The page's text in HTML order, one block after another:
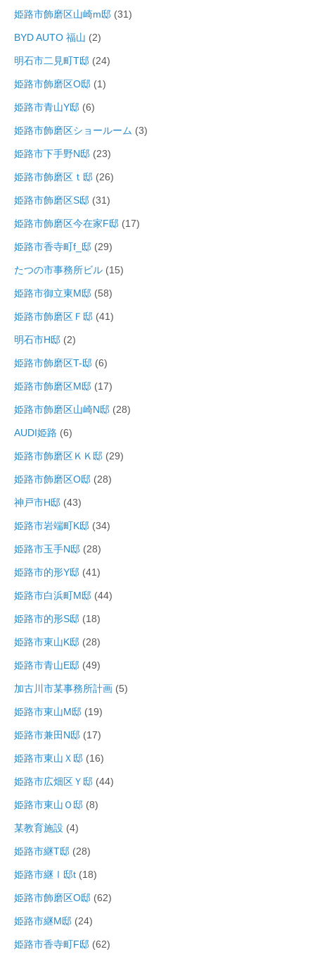
姫路市飾磨区山崎m邸 (31)
BYD AUTO 福山 (2)
明石市二見町T邸 (24)
姫路市飾磨区O邸 (1)
姫路市青山Y邸 (6)
姫路市飾磨区ショールーム (3)
姫路市下手野N邸 (23)
姫路市飾磨区ｔ邸 (26)
姫路市飾磨区S邸 (31)
姫路市飾磨区今在家F邸 (17)
姫路市香寺町f_邸 (29)
たつの市事務所ビル (15)
姫路市御立東M邸 (58)
姫路市飾磨区Ｆ邸 (41)
明石市H邸 (2)
姫路市飾磨区T-邸 (6)
姫路市飾磨区M邸 (17)
姫路市飾磨区山崎N邸 (28)
AUDI姫路 (6)
姫路市飾磨区ＫＫ邸 (29)
姫路市飾磨区O邸 (28)
神戸市H邸 (43)
姫路市岩端町K邸 (34)
姫路市玉手N邸 (28)
姫路市的形Y邸 (41)
姫路市白浜町M邸 (44)
姫路市的形S邸 (18)
姫路市東山K邸 (28)
姫路市青山E邸 (49)
加古川市某事務所計画 (5)
姫路市東山M邸 (19)
姫路市兼田N邸 (17)
姫路市東山Ｘ邸 (16)
姫路市広畑区Ｙ邸 (44)
姫路市東山Ｏ邸 (8)
某教育施設 (4)
姫路市継T邸 (28)
姫路市継Ⅰ邸t (18)
姫路市飾磨区O邸 (62)
姫路市継M邸 (24)
姫路市香寺町F邸 (62)